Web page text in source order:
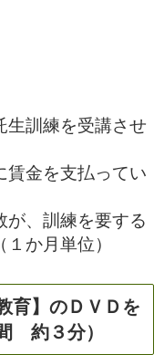
訓練を受講させ
金を支払ってい
、訓練を要する
か月単位）
育】のＤＶＤを
約３分）